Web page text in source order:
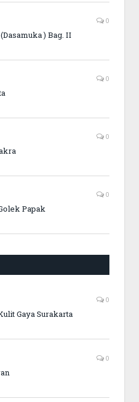
0
) Bag. II
0
0
0
Papak
0
Gaya Surakarta
0